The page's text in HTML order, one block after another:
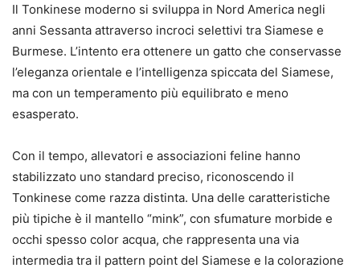
Il Tonkinese moderno si sviluppa in Nord America negli
anni Sessanta attraverso incroci selettivi tra Siamese e
Burmese. L’intento era ottenere un gatto che conservasse
l’eleganza orientale e l’intelligenza spiccata del Siamese,
ma con un temperamento più equilibrato e meno
esasperato.
Con il tempo, allevatori e associazioni feline hanno
stabilizzato uno standard preciso, riconoscendo il
Tonkinese come razza distinta. Una delle caratteristiche
più tipiche è il mantello “mink”, con sfumature morbide e
occhi spesso color acqua, che rappresenta una via
intermedia tra il pattern point del Siamese e la colorazione